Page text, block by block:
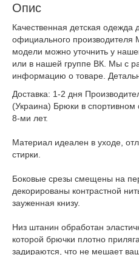
Опис
Качественная детская одежда
официального
модели можно уточнить у
или в нашей группе ВК. Мы с
информацию о товаре.
Доставка: 1-2 дня
(Украина) Брюки в спортивном
8-ми лет.
Материал идеален в уходе,
стирки.
Боковые срезы смещены на
декорированы контрастной
зауженная книзу.
Низ штанин обработан
которой брючки плотно
задираются, что не мешает